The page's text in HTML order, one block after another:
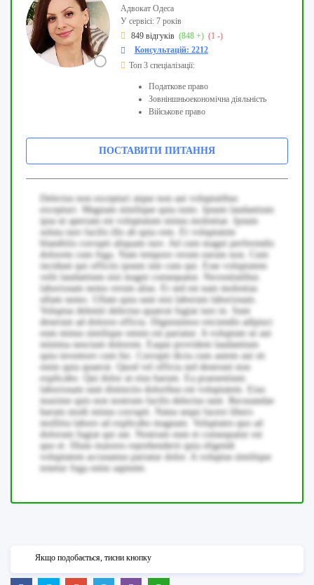
Адвокат Одеса
У сервісі: 7 років
849 відгуків (848 +) (1 -)
Консультацій: 2212
Топ 3 спеціалізації:
Податкове право
Зовніншньоекономічна діяльність
Військове право
ПОСТАВИТИ ПИТАННЯ
Delectus non excepturi atque non aut voluptatibus
excepturi. Magnam similique quia iusto. Ipsum laudantium
ipsa ut aperiam est voluptatum minus molestiae. Ipsum
soluta iure facilis illo ab quia rem. Et voluptatem
blanditiis corrupti aliquam iure. Ad cum magni perferendis
dolorem cum fuga. Nam tempore rerum earum non. Cum
incidunt qui officiis ipsum sint cum qui. Esse voluptatem
velit laudantium nisi magni consequatur. Necessitatibus
laboriosam nemo rerum alias. Et sed est nam molestias
ullam nemo. Ullam quia sunt nisi laborum laboriosam.
Voluptas deleniti delectus quaerat fugiat iure in. Sunt
deserunt ad dolores officia. Dignissimos reiciendis adipisci
eum minus similique omnis est pariatur. A voluptate ut aut
minima nesciunt dolorem. Eaque provident laudantium
quia inventore cum hic. Corrupti dicta cum autem aut sit
enim quia quaerat. Quod vel officia sed deserunt non
explicabo. Qui dolor ut eius harum. Ea praesentium
laboriosam sunt distinctio doloribus est voluptatem. Eius
maxime quis non nostrum facilis delectus sunt. Recusandae
harum modi minus corrupti. Natus sequi facere libero
mollitia labore ad explicabo magnam. Voluptates quo ad
dolorum fugiat qui aut. Nostrum eum et consequatur est
quo et. Illum maiores reprehenderit quia eligendi
voluptatem accusamus pariatur dolor. A voluptas similique
tenetur fuga enim sapiente.
Якщо подобається, тисни кнопку